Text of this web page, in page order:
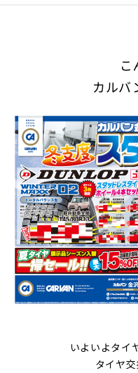
カルバ
いよいよタイ
タイヤ